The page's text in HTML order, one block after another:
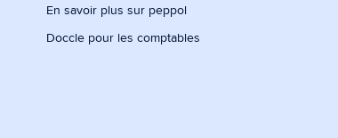
En savoir plus sur peppol
Doccle pour les comptables